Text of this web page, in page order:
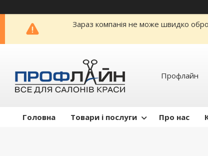
Зараз компанія не може швидко
Профлайн
Головна Товари і послуги Про нас